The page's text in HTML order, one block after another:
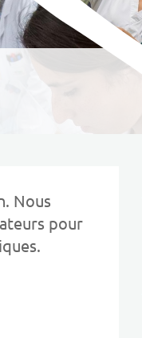
Nous
pour